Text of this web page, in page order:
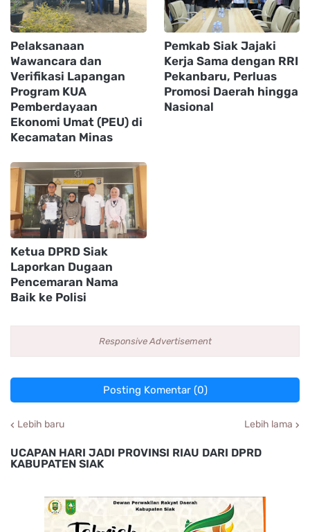
Pelaksanaan
Wawancara dan
Verifikasi Lapangan
Program KUA
Pemberdayaan
Ekonomi Umat (PEU) di
Kecamatan Minas ‎
Pemkab Siak Jajaki
Kerja Sama dengan RRI
Pekanbaru, Perluas
Promosi Daerah hingga
Nasional
Ketua DPRD Siak
Laporkan Dugaan
Pencemaran Nama
Baik ke Polisi
Responsive Advertisement
Posting Komentar (0)
Lebih baru Lebih lama
UCAPAN HARI JADI PROVINSI RIAU DARI DPRD
KABUPATEN SIAK